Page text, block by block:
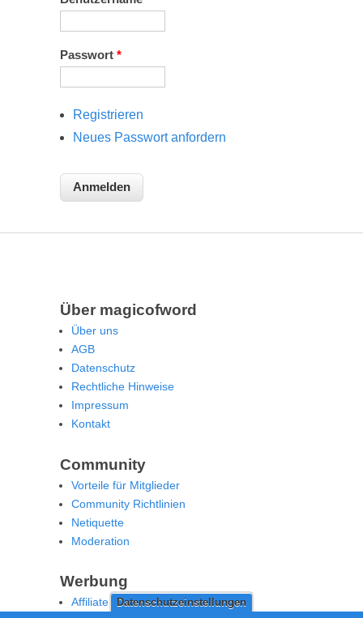
Datenschutzeinstellungen
Passwort *
Registrieren
Neues Passwort anfordern
Über magicofword
Über uns
AGB
Datenschutz
Rechtliche Hinweise
Impressum
Kontakt
Community
Vorteile für Mitglieder
Community Richtlinien
Netiquette
Moderation
Werbung
Affiliate Offenlegung